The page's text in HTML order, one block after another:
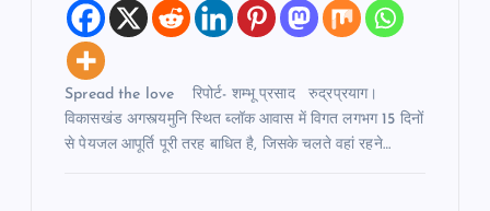
Spread the love रिपोर्ट- शम्भू प्रसाद रुद्रप्रयाग।
विकासखंड अगस्त्यमुनि स्थित ब्लॉक आवास में विगत लगभग 15 दिनों
से पेयजल आपूर्ति पूरी तरह बाधित है, जिसके चलते वहां रहने…